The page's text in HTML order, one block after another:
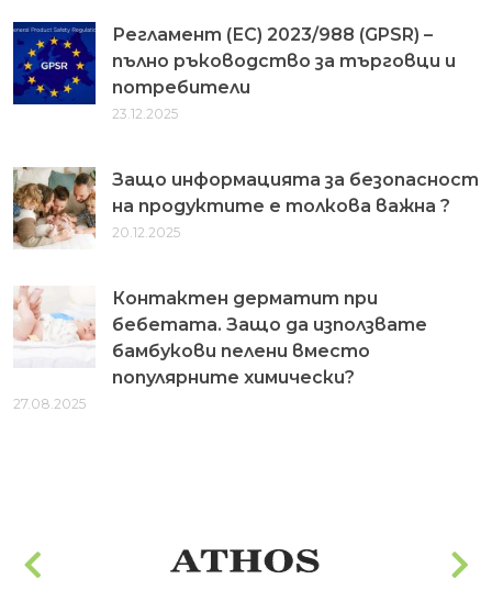
Регламент (ЕС) 2023/988 (GPSR) –
пълно ръководство за търговци и
потребители
23.12.2025
Защо информацията за безопасност
на продуктите е толкова важна ?
20.12.2025
Контактен дерматит при
бебетата. Защо да използвате
бамбукови пелени вместо
популярните химически?
27.08.2025